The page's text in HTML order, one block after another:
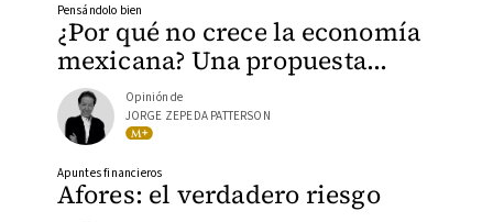
¿Por qué no crece la economía
mexicana? Una propuesta…
Pensándolo bien
Opinión de
JORGE ZEPEDA PATTERSON
Afores: el verdadero riesgo
Apuntes financieros